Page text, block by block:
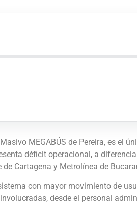
MEGABÚS de Pereira, es el
déficit operacional, a
Cartagena y Metrolínea de
con mayor movimiento de
desde el personal